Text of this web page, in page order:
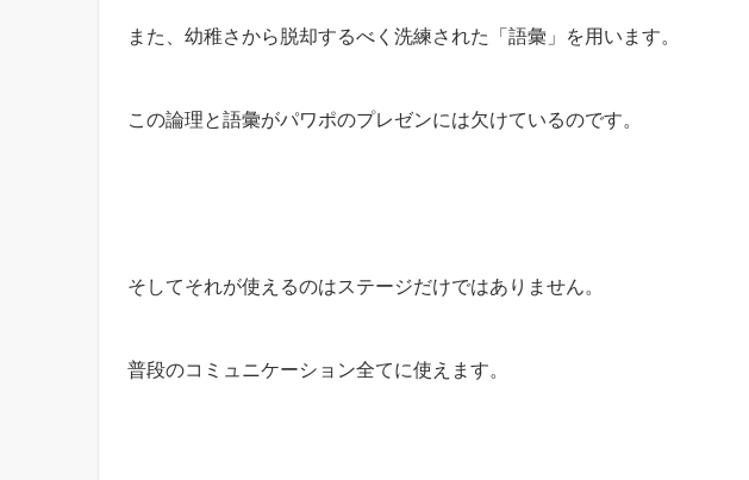
また、幼稚さから脱却するべく洗練された「語彙」を用います。
この論理と語彙がパワポのプレゼンには欠けているのです。
そしてそれが使えるのはステージだけではありません。
普段のコミュニケーション全てに使えます。